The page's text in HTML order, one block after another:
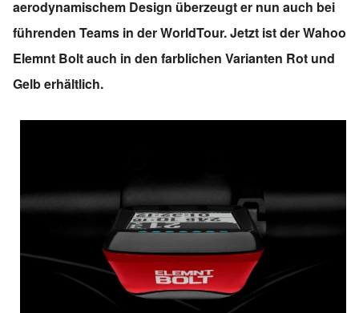
aerodynamischem Design überzeugt er nun auch bei
führenden Teams in der WorldTour. Jetzt ist der Wahoo
Elemnt Bolt auch in den farblichen Varianten Rot und
Gelb erhältlich.